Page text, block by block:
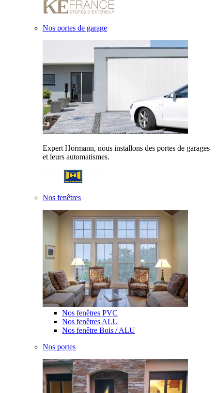
Nos portes de garage
Expert Hormann, nous installons des portes de garages
et leurs automatismes.
Nos fenêtres
Nos fenêtres PVC
Nos fenêtres ALU
Nos fenêtre Bois / ALU
Nos portes